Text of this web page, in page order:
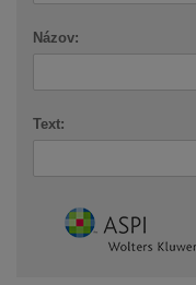
Názov:
Text: